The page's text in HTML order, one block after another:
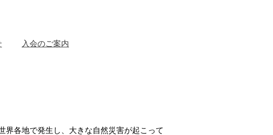
入会のご案内
各地で発生し、大きな自然災害が起こって